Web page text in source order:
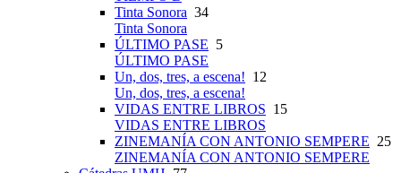
Tinta Sonora 34
Tinta Sonora
ÚLTIMO PASE 5
ÚLTIMO PASE
Un, dos, tres, a escena! 12
Un, dos, tres, a escena!
VIDAS ENTRE LIBROS 15
VIDAS ENTRE LIBROS
ZINEMANÍA CON ANTONIO SEMPERE 25
ZINEMANÍA CON ANTONIO SEMPERE